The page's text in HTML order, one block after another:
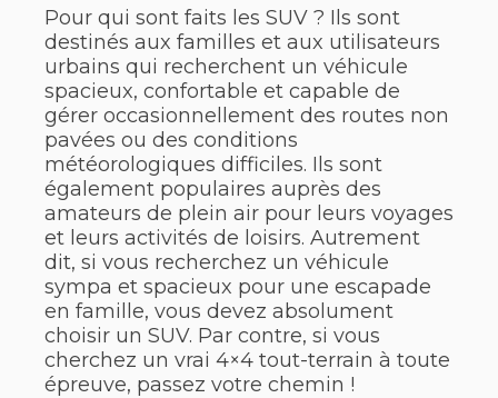
Pour qui sont faits les SUV ? Ils sont
destinés aux familles et aux utilisateurs
urbains qui recherchent un véhicule
spacieux, confortable et capable de
gérer occasionnellement des routes non
pavées ou des conditions
météorologiques difficiles. Ils sont
également populaires auprès des
amateurs de plein air pour leurs voyages
et leurs activités de loisirs. Autrement
dit, si vous recherchez un véhicule
sympa et spacieux pour une escapade
en famille, vous devez absolument
choisir un SUV. Par contre, si vous
cherchez un vrai 4×4 tout-terrain à toute
épreuve, passez votre chemin !